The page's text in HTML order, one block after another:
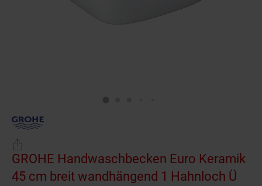
GROHE Handwaschbecken Euro Keramik
45 cm breit wandhängend 1 Hahnloch Ü